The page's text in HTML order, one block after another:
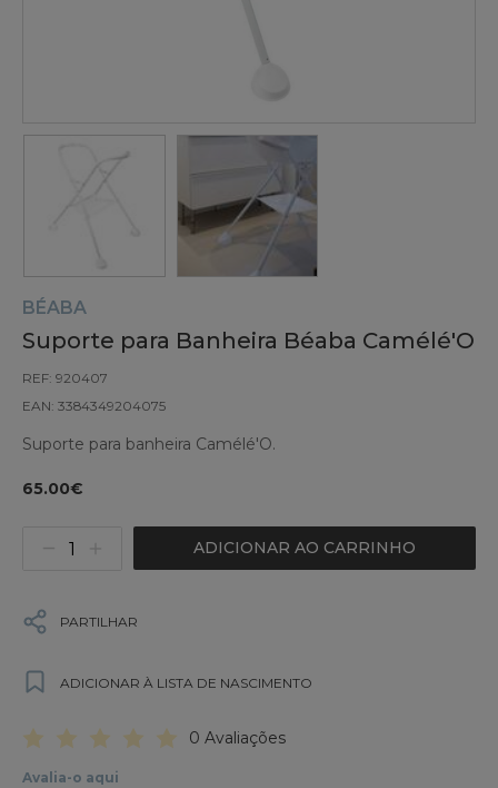
BÉABA
Suporte para Banheira Béaba Camélé'O
REF: 920407
EAN: 3384349204075
Suporte para banheira Camélé'O.
65.00€
ADICIONAR AO CARRINHO
PARTILHAR
ADICIONAR À LISTA DE NASCIMENTO
0 Avaliações
Avalia-o aqui